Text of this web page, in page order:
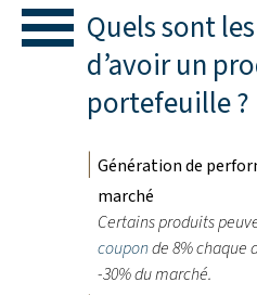
Quels sont
d’avoir un
portefeuille ?
Génération de
marché
Certains produits
couponde 8% chaque
-30% du marché.